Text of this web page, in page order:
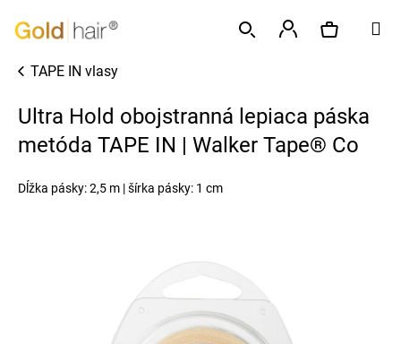
na
obsah
košík
TAPE IN vlasy
Ultra Hold obojstranná lepiaca páska
metóda TAPE IN | Walker Tape® Co
Dĺžka pásky: 2,5 m | šírka pásky: 1 cm
Späť
Späť
o
p
t